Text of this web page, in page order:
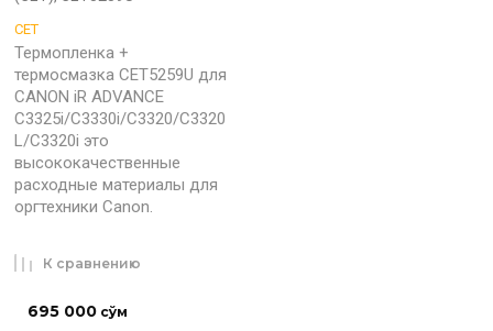
CET
Термопленка +
термосмазка CET5259U для
CANON iR ADVANCE
C3325i/C3330i/C3320/C3320
L/C3320i это
высококачественные
расходные материалы для
оргтехники Canon.
695 000 сўм
К сравнению